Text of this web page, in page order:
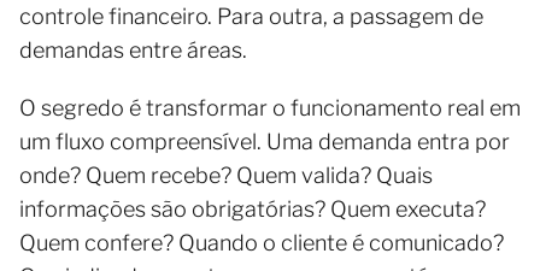
controle financeiro. Para outra, a passagem de
demandas entre áreas.
O segredo é transformar o funcionamento real em
um fluxo compreensível. Uma demanda entra por
onde? Quem recebe? Quem valida? Quais
informações são obrigatórias? Quem executa?
Quem confere? Quando o cliente é comunicado?